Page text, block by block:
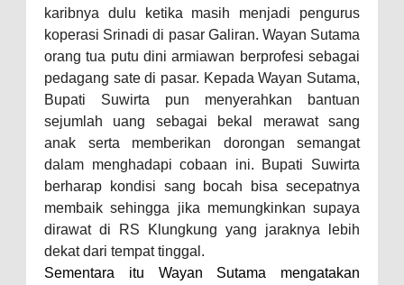
karibnya dulu ketika masih menjadi pengurus
koperasi Srinadi di pasar Galiran. Wayan Sutama
orang tua putu dini armiawan berprofesi sebagai
pedagang sate di pasar. Kepada Wayan Sutama,
Bupati Suwirta pun menyerahkan bantuan
sejumlah uang sebagai bekal merawat sang
anak serta memberikan dorongan semangat
dalam menghadapi cobaan ini. Bupati Suwirta
berharap kondisi sang bocah bisa secepatnya
membaik sehingga jika memungkinkan supaya
dirawat di RS Klungkung yang jaraknya lebih
dekat dari tempat tinggal.
Sementara itu Wayan Sutama mengatakan